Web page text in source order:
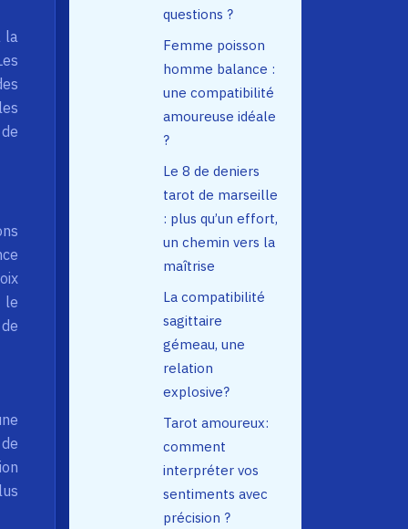
la
le
questions ?
Femme poisson
homme balance :
une compatibilité
amoureuse idéale
?
Le 8 de deniers
tarot de marseille
: plus qu’un effort,
un chemin vers la
maîtrise
La compatibilité
sagittaire
gémeau, une
relation
explosive?
Tarot amoureux:
comment
interpréter vos
sentiments avec
précision ?